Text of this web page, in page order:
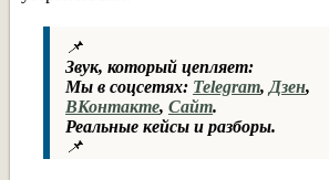
📌
Звук, который цепляет:
Мы в соцсетях: Telegram, Дзен,
ВКонтакте, Сайт.
Реальные кейсы и разборы.
📌